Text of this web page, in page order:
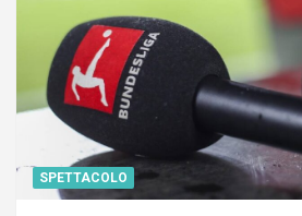
SPETTACOLO